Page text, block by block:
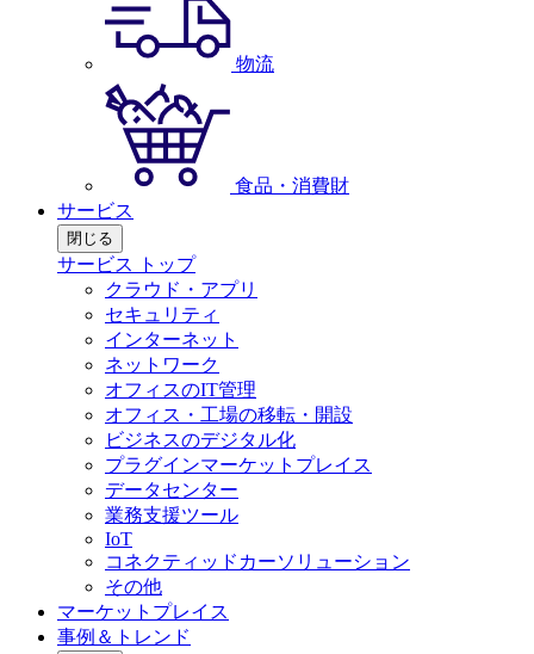
物流
食品・消費財
サービス
閉じる
サービス トップ
クラウド・アプリ
セキュリティ
インターネット
ネットワーク
オフィスのIT管理
オフィス・工場の移転・開設
ビジネスのデジタル化
プラグインマーケットプレイス
データセンター
業務支援ツール
IoT
コネクティッドカーソリューション
その他
マーケットプレイス
事例＆トレンド